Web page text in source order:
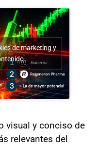
de marketing y
visual y conciso de
relevantes del